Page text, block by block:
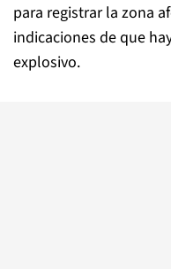
para registrar la zona
indicaciones de que
explosivo.